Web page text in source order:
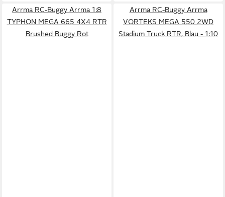
Arrma RC-Buggy Arrma 1:8
TYPHON MEGA 665 4X4 RTR
Brushed Buggy Rot
Arrma RC-Buggy Arrma
VORTEKS MEGA 550 2WD
Stadium Truck RTR, Blau - 1:10